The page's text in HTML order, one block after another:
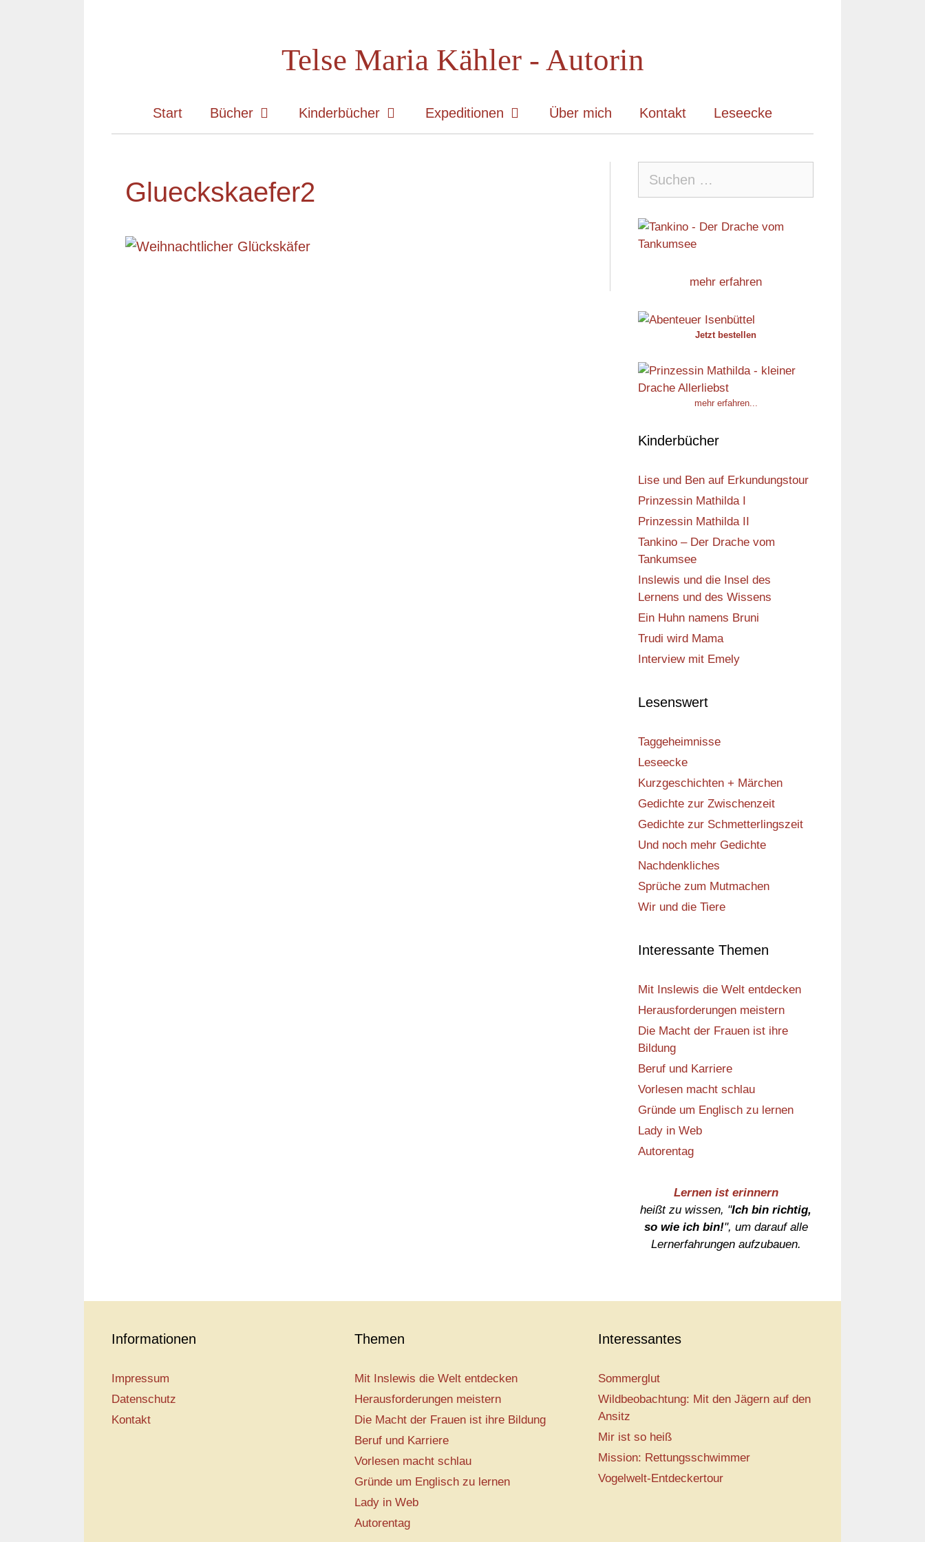
Telse Maria Kähler - Autorin
Start Bücher Kinderbücher Expeditionen Über mich Kontakt Leseecke
Glueckskaefer2
nach:
mehr erfahren
Jetzt bestellen
mehr erfahren...
Kinderbücher
Lise und Ben auf Erkundungstour
Prinzessin Mathilda I
Prinzessin Mathilda II
Tankino – Der Drache vom
Tankumsee
Inslewis und die Insel des
Lernens und des Wissens
Ein Huhn namens Bruni
Trudi wird Mama
Interview mit Emely
Lesenswert
Taggeheimnisse
Leseecke
Kurzgeschichten + Märchen
Gedichte zur Zwischenzeit
Gedichte zur Schmetterlingszeit
Und noch mehr Gedichte
Nachdenkliches
Sprüche zum Mutmachen
Wir und die Tiere
Interessante Themen
Mit Inslewis die Welt entdecken
Herausforderungen meistern
Die Macht der Frauen ist ihre
Bildung
Beruf und Karriere
Vorlesen macht schlau
Gründe um Englisch zu lernen
Lady in Web
Autorentag
Lernen ist erinnern
heißt zu wissen, "Ich bin richtig,
so wie ich bin!", um darauf alle
Lernerfahrungen aufzubauen.
Informationen
Impressum
Datenschutz
Kontakt
Themen
Mit Inslewis die Welt entdecken
Herausforderungen meistern
Die Macht der Frauen ist ihre Bildung
Beruf und Karriere
Vorlesen macht schlau
Gründe um Englisch zu lernen
Lady in Web
Autorentag
Interessantes
Sommerglut
Wildbeobachtung: Mit den Jägern auf den
Ansitz
Mir ist so heiß
Mission: Rettungsschwimmer
Vogelwelt-Entdeckertour